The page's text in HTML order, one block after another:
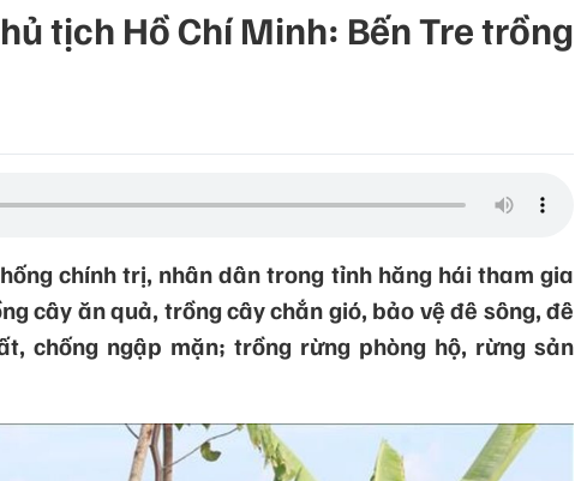
tịch Hồ Chí Minh: Bến Tre trồng
chính trị, nhân dân trong tỉnh hăng hái tham gia
cây ăn quả, trồng cây chắn gió, bảo vệ đê sông, đê
chống ngập mặn; trồng rừng phòng hộ, rừng sản